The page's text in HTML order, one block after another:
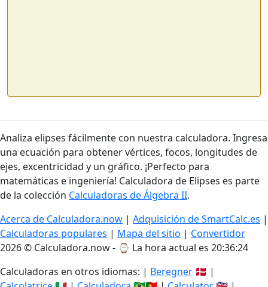
Analiza elipses fácilmente con nuestra calculadora. Ingresa
una ecuación para obtener vértices, focos, longitudes de
ejes, excentricidad y un gráfico. ¡Perfecto para
matemáticas e ingeniería! Calculadora de Elipses es parte
de la colección Calculadoras de Álgebra II.
Acerca de Calculadora.now | Adquisición de SmartCalc.es |
Calculadoras populares | Mapa del sitio | Convertidor
2026 © Calculadora.now - ⌚ La hora actual es 20:36:24
Calculadoras en otros idiomas: | Beregner 🇩🇰 |